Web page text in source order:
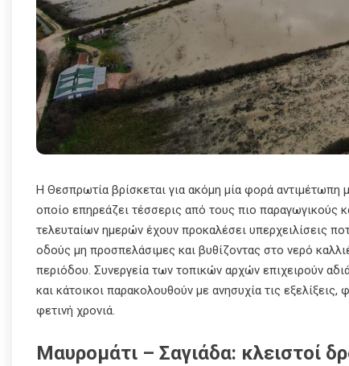
Η Θεσπρωτία βρίσκεται για ακόμη μία φορά αντιμέτωπη
οποίο επηρεάζει τέσσερις από τους πιο
τελευταίων ημερών έχουν προκαλέσει υπερχειλίσεις
οδούς μη προσπελάσιμες και βυθίζοντας στο νερό
περιόδου. Συνεργεία των τοπικών αρχών επιχειρούν
και κάτοικοι παρακολουθούν με ανησυχία τις
φετινή χρονιά.
Μαυρομάτι – Σαγιάδα: κλειστοί